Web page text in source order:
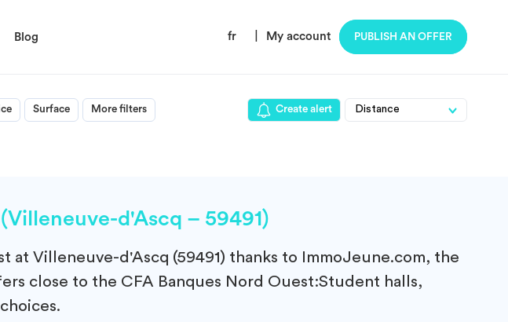
Blog fr My account PUBLISH AN OFFER
Surface More filters Create alert
d'Ascq – 59491)
at Villeneuve-d'Ascq (59491) thanks to ImmoJeune.com, the
close to the CFA Banques Nord Ouest:Student halls,